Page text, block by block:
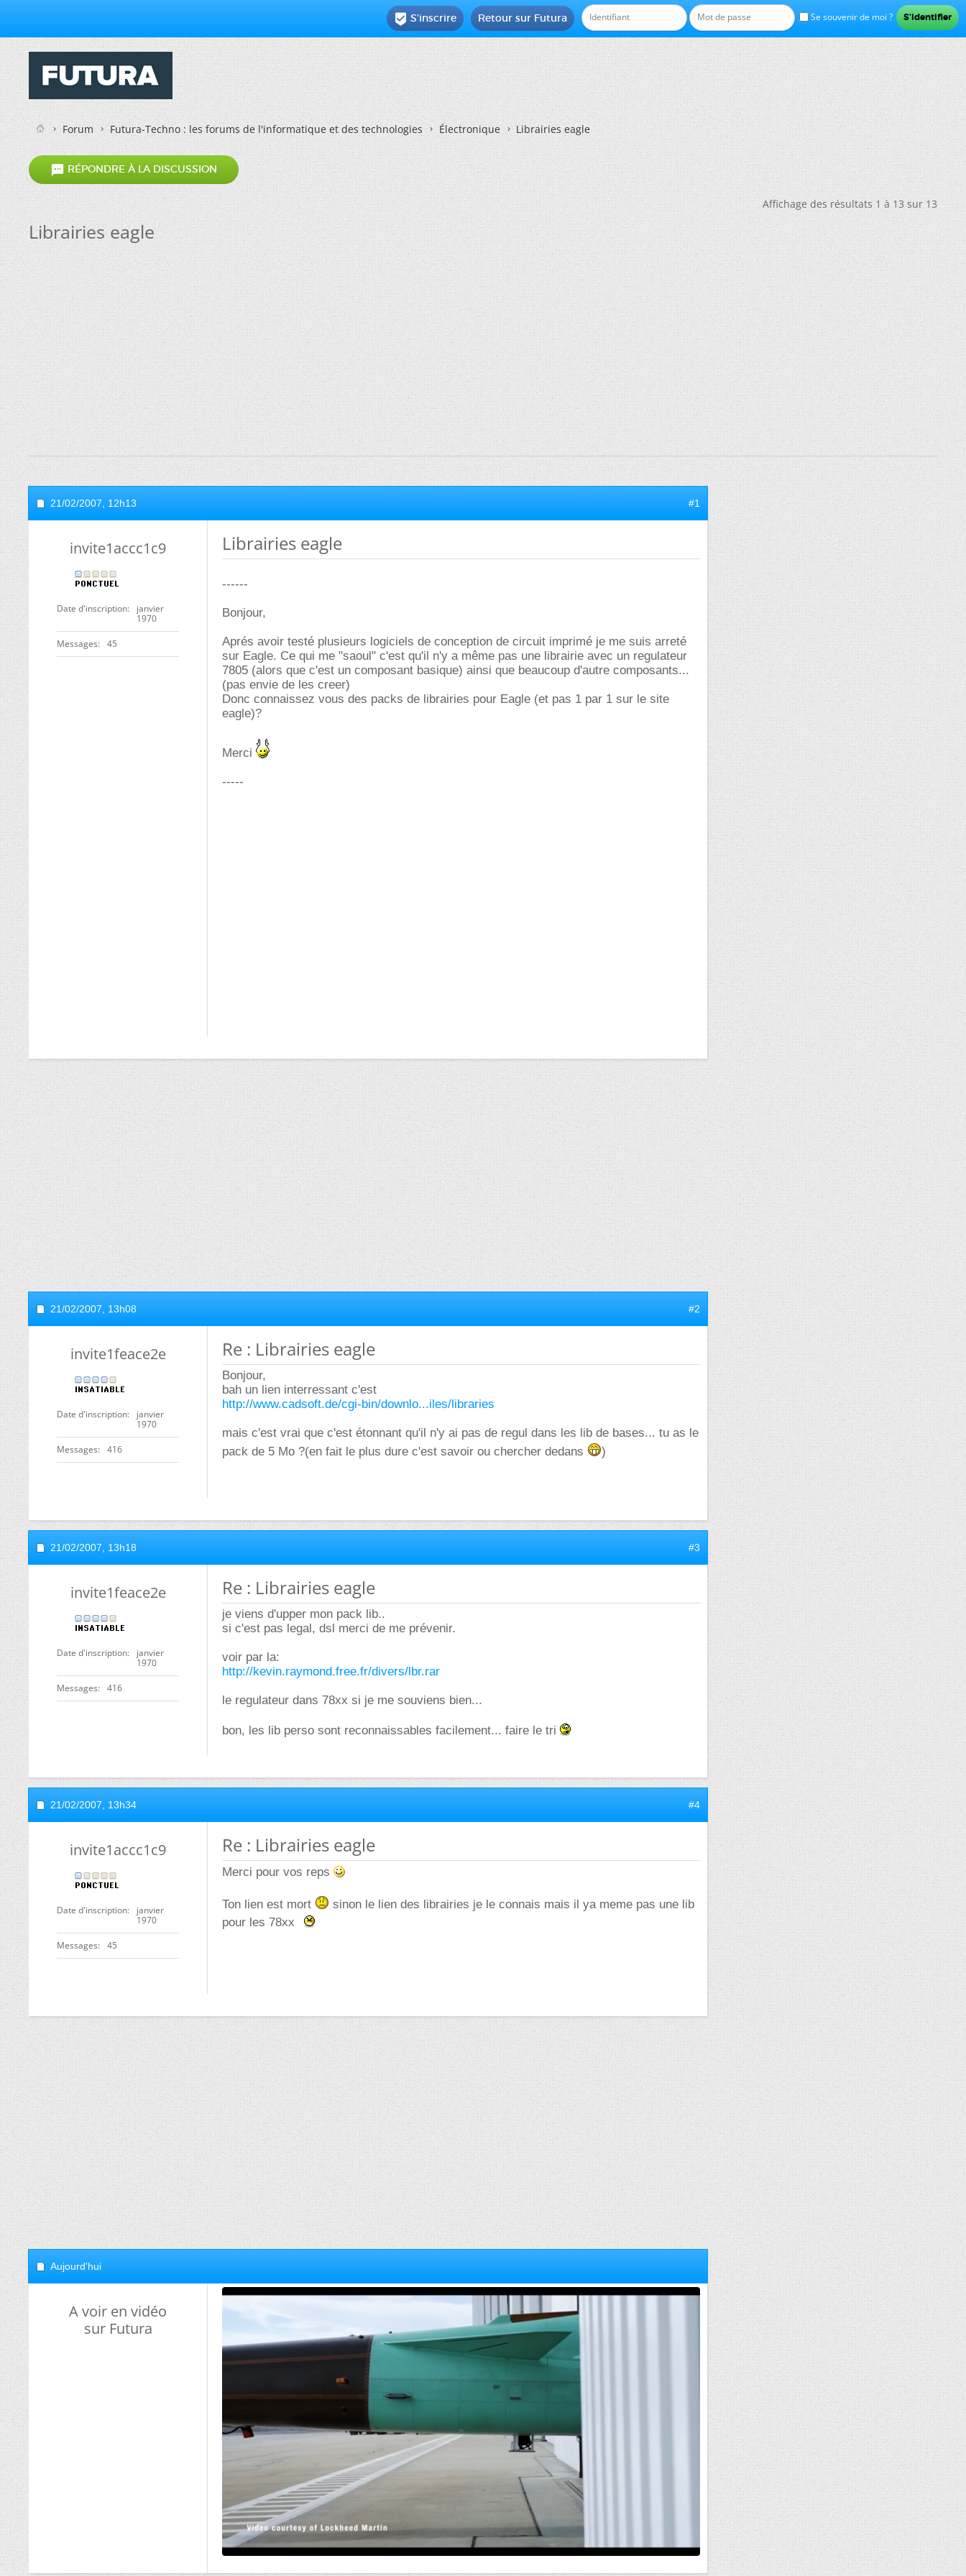
Se souvenir de moi ?
Retour sur Futura
 S'inscrire
Forum Futura-Techno : les forums de l'informatique et des technologies Électronique Librairies eagle
 RÉPONDRE À LA DISCUSSION
Affichage des résultats 1 à 13 sur 13
Librairies eagle
21/02/2007, 12h13 #1
invite1accc1c9
Date d'inscription
janvier
1970
Messages 45
Librairies eagle
------
Bonjour,
Aprés avoir testé plusieurs logiciels de conception de circuit imprimé je me suis arreté
sur Eagle. Ce qui me "saoul" c'est qu'il n'y a même pas une librairie avec un regulateur
7805 (alors que c'est un composant basique) ainsi que beaucoup d'autre composants...
(pas envie de les creer)
Donc connaissez vous des packs de librairies pour Eagle (et pas 1 par 1 sur le site
eagle)?
Merci
-----
21/02/2007, 13h08 #2
invite1feace2e
Date d'inscription
janvier
1970
Messages 416
Re : Librairies eagle
Bonjour,
bah un lien interressant c'est
http://www.cadsoft.de/cgi-bin/downlo...iles/libraries
mais c'est vrai que c'est étonnant qu'il n'y ai pas de regul dans les lib de bases... tu as le
pack de 5 Mo ?(en fait le plus dure c'est savoir ou chercher dedans
)
21/02/2007, 13h18 #3
invite1feace2e
Date d'inscription
janvier
1970
Messages 416
Re : Librairies eagle
je viens d'upper mon pack lib..
si c'est pas legal, dsl merci de me prévenir.
voir par la:
http://kevin.raymond.free.fr/divers/lbr.rar
le regulateur dans 78xx si je me souviens bien...
bon, les lib perso sont reconnaissables facilement... faire le tri
21/02/2007, 13h34 #4
invite1accc1c9
Date d'inscription
janvier
1970
Messages 45
Re : Librairies eagle
Merci pour vos reps
Ton lien est mort
sinon le lien des librairies je le connais mais il ya meme pas une lib
pour les 78xx
Aujourd'hui
A voir en vidéo
sur Futura